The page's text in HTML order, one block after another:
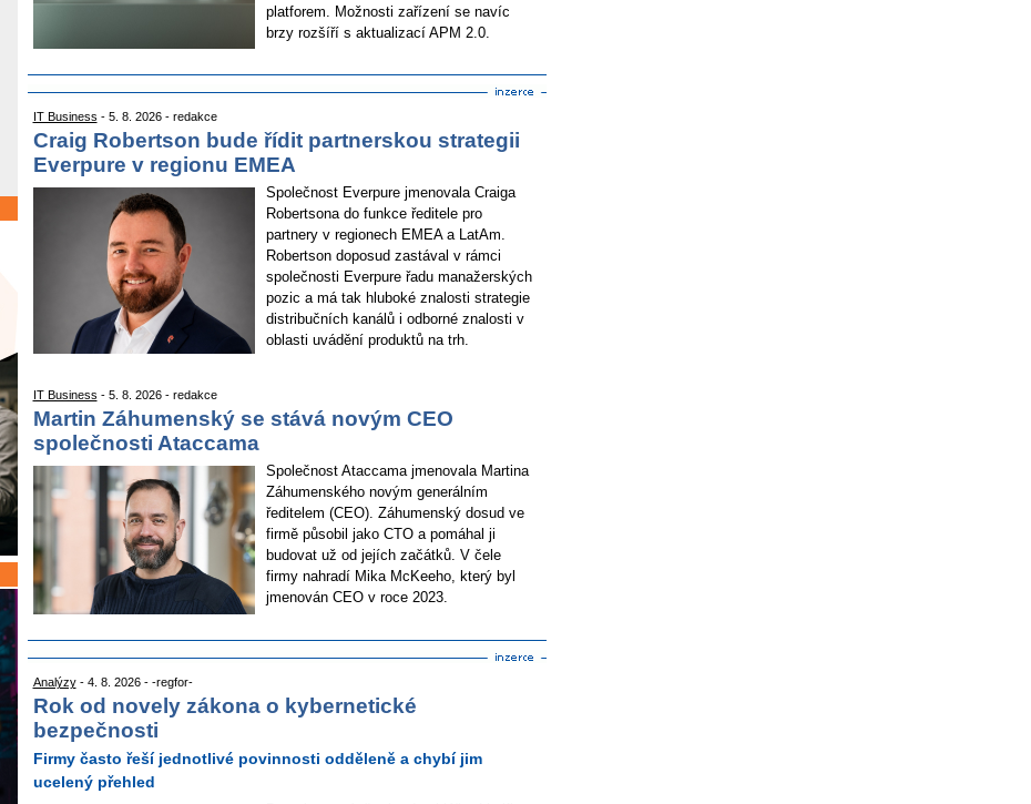
platforem. Možnosti zařízení se navíc
brzy rozšíří s aktualizací APM 2.0.
IT Business - 5. 8. 2026 - redakce
Craig Robertson bude řídit partnerskou strategii
Everpure v regionu EMEA
Společnost Everpure jmenovala Craiga
Robertsona do funkce ředitele pro
partnery v regionech EMEA a LatAm.
Robertson doposud zastával v rámci
společnosti Everpure řadu manažerských
pozic a má tak hluboké znalosti strategie
distribučních kanálů i odborné znalosti v
oblasti uvádění produktů na trh.
IT Business - 5. 8. 2026 - redakce
Martin Záhumenský se stává novým CEO
společnosti Ataccama
Společnost Ataccama jmenovala Martina
Záhumenského novým generálním
ředitelem (CEO). Záhumenský dosud ve
firmě působil jako CTO a pomáhal ji
budovat už od jejích začátků. V čele
firmy nahradí Mika McKeeho, který byl
jmenován CEO v roce 2023.
Analýzy- 4. 8. 2026 - -regfor-
Rok od novely zákona o kybernetické
bezpečnosti
Firmy často řeší jednotlivé povinnosti odděleně a chybí jim
ucelený přehled